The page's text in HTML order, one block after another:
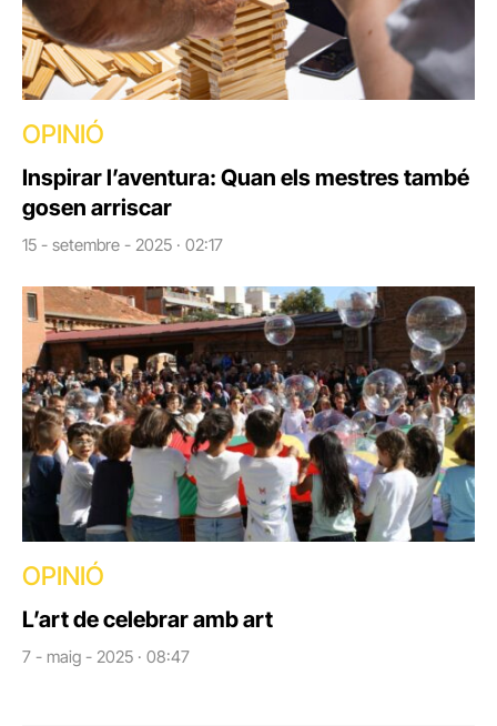
OPINIÓ
Inspirar l’aventura: Quan els mestres també
gosen arriscar
15 - setembre - 2025 · 02:17
OPINIÓ
L’art de celebrar amb art
7 - maig - 2025 · 08:47